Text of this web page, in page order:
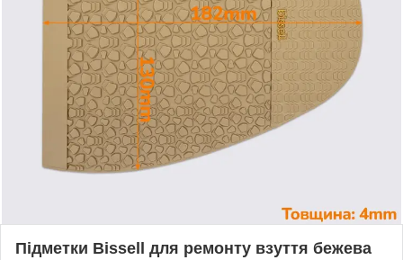
Підметки Bissell для ремонту взуття бежева